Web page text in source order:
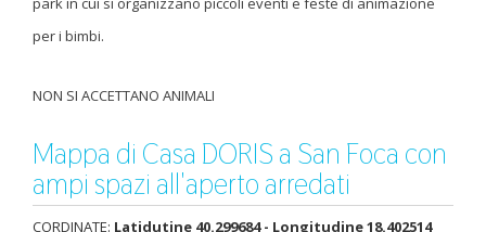
per i bimbi.
NON SI ACCETTANO ANIMALI
Mappa di Casa DORIS a San Foca con
ampi spazi all'aperto arredati
CORDINATE: Latidutine 40.299684 - Longitudine 18.402514